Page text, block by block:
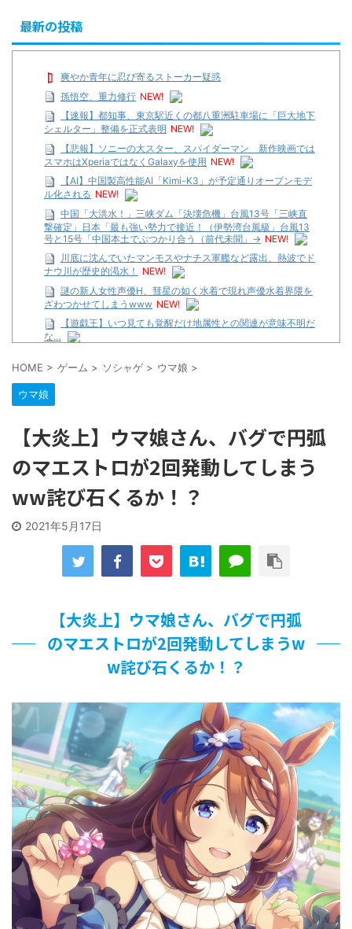
最新の投稿
爽やか青年に忍び寄るストーカー疑惑
孫悟空、重力修行 NEW!
【速報】都知事、東京駅近くの都八重洲駐車場に「巨大地下
シェルター」整備を正式表明 NEW!
【悲報】ソニーの大スター、スパイダーマン 新作映画では
スマホはXperiaではなくGalaxyを使用 NEW!
【AI】中国製高性能AI「Kimi-K3」が予定通りオープンモデ
ル化される NEW!
中国「大洪水！」三峡ダム「決壊危機」台風13号「三峡直
撃確定」日本「最も強い勢力で接近！（伊勢湾台風級」台風13
号と15号「中国本土でぶつかり合う（前代未聞」→ NEW!
川底に沈んでいたマンモスやナチス軍艦など露出、熱波でド
ナウ川が歴史的渇水！
NEW!
謎の新人女性声優H、彗星の如く水着で現れ声優水着界隈を
ざわつかせてしまうwww NEW!
【遊戯王】いつ見ても覚醒だけ地属性との関連が意味不明だ
な…
【遊戯王】いつ見ても覚醒だけ地属性との関連が意味不明だ
な…
【ギャルゲ】「千恋*万花」のアニメ化決定でKOTOKOが主
題歌歌うよ！
【R-18】真・女神転生 Road to the Transcendence【二次
創作】 第２０話
北原ももさんの挑発!!!
【遊戯王】いつ見ても覚醒だけ地属性との関連が意味不明だ
美少女図鑑AWARD2026グランプリ・榎本彩乃、グラビア披
露！透明感が凄い！！
【画像】『プリズマ☆イリヤ』の新グッズ、流石に一線を越
えてしまう
北原ももさんの挑発!!!
…背が高い娘
佐藤絢音ちゃん(11)が万バズ！！
「洋画に日本版主題歌は必要か?」論争
超能力が使えるようになったので限界まで極める事にした件
その２
北原ももさんの挑発!!!
【画像】『プリズマ☆イリヤ』の新グッズ、流石に一線を越
えてしまう
敵「ダンクーガは合体するまでが長過ぎてつまらない」←合
体する前から面白いんだよなぁ
まとめチェッカーは閉鎖しました。RSSの解除をお願いしま
す。
【信長の野望・新生】米問屋をどういう時にどこに建てるの
かわからない
HOME > ゲーム > ソシャゲ > ウマ娘 >
ウマ娘
【大炎上】ウマ娘さん、バグで円弧
のマエストロが2回発動してしまう
ww詫び石くるか！？
2021年5月17日
【大炎上】ウマ娘さん、バグで円弧
のマエストロが2回発動してしまうw
w詫び石くるか！？